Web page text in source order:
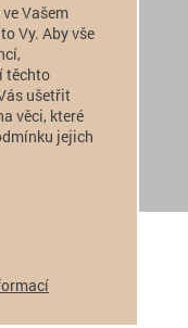
949 776
Vašem
Vy. Aby vše
těchto
ušetřit
věci, které
jejich